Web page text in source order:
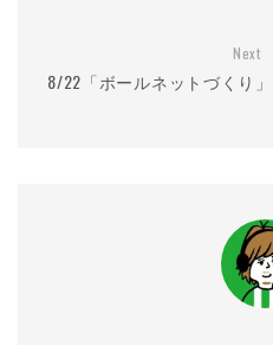
Next
8/22「ボールネットづくり